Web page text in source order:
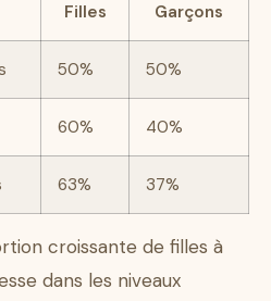
Filles Garçons
50% 50%
60% 40%
63% 37%
croissante de filles à
dans les niveaux